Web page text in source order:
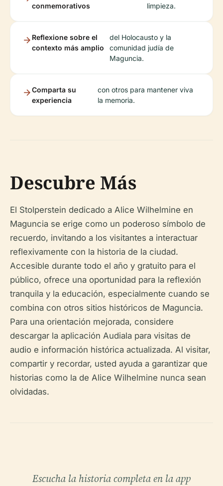
conmemorativos
limpieza.
Reflexione sobre el
contexto más amplio
del Holocausto y la
comunidad judía de
Maguncia.
Comparta su
experiencia
con otros para mantener viva
la memoria.
Descubre Más
El Stolperstein dedicado a Alice Wilhelmine en
Maguncia se erige como un poderoso símbolo de
recuerdo, invitando a los visitantes a interactuar
reflexivamente con la historia de la ciudad.
Accesible durante todo el año y gratuito para el
público, ofrece una oportunidad para la reflexión
tranquila y la educación, especialmente cuando se
combina con otros sitios históricos de Maguncia.
Para una orientación mejorada, considere
descargar la aplicación Audiala para visitas de
audio e información histórica actualizada. Al visitar,
compartir y recordar, usted ayuda a garantizar que
historias como la de Alice Wilhelmine nunca sean
olvidadas.
Escucha la historia completa en la app